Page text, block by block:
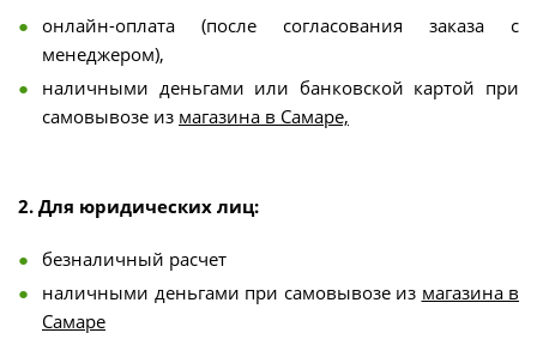
онлайн-оплата (после согласования заказа с
менеджером),
наличными деньгами или банковской картой при
самовывозе из магазина в Самаре,
2. Для юридических лиц:
безналичный расчет
наличными деньгами при самовывозе из магазина в
Самаре